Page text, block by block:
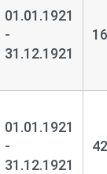
01.01.1921
-
31.12.1921
16
01.01.1921
-
31.12.1921
42